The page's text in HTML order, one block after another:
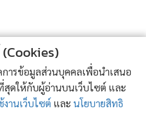
การข้อมูลส่วนบุคคลเพื่อนำเสนอ
ดให้กับผู้อ่านบนเว็บไซต์ และ
งานเว็บไซต์ และ นโยบายสิทธิ